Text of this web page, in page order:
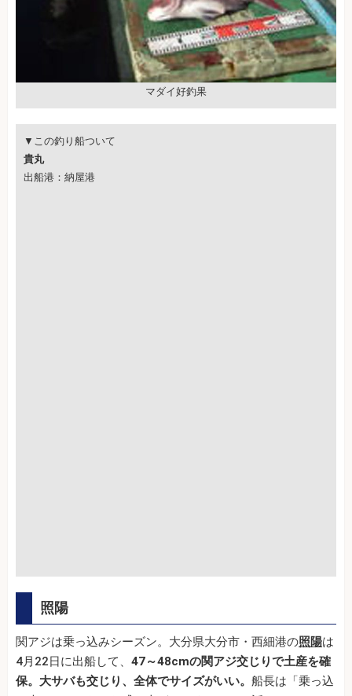
マダイ好釣果
▼この釣り船ついて
貴丸
出船港：納屋港
照陽
関アジは乗っ込みシーズン。大分県大分市・西細港の照陽は
4月22日に出船して、 47～48cmの関アジ交じりで土産を確
保。大サバも交じり、全体でサイズがいい。 船長は「乗っ込